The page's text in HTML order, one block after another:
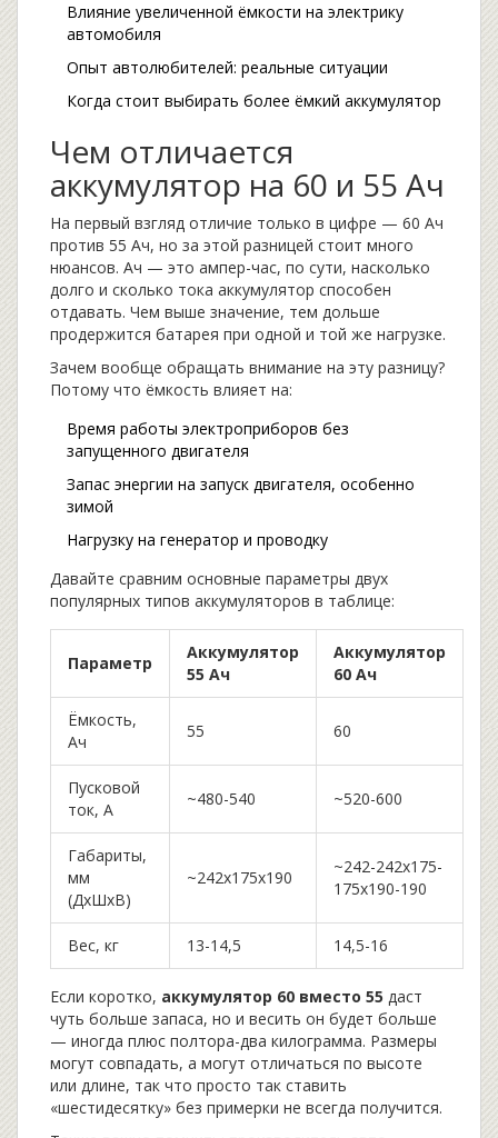
Влияние увеличенной ёмкости на электрику
автомобиля
Опыт автолюбителей: реальные ситуации
Когда стоит выбирать более ёмкий аккумулятор
Чем отличается
аккумулятор на 60 и 55 Ач
На первый взгляд отличие только в цифре — 60 Ач
против 55 Ач, но за этой разницей стоит много
нюансов. Ач — это ампер-час, по сути, насколько
долго и сколько тока аккумулятор способен
отдавать. Чем выше значение, тем дольше
продержится батарея при одной и той же нагрузке.
Зачем вообще обращать внимание на эту разницу?
Потому что ёмкость влияет на:
Время работы электроприборов без
запущенного двигателя
Запас энергии на запуск двигателя, особенно
зимой
Нагрузку на генератор и проводку
Давайте сравним основные параметры двух
популярных типов аккумуляторов в таблице:
Параметр
Аккумулятор
55 Ач
Аккумулятор
60 Ач
Ёмкость,
Ач
55 60
Пусковой
ток, А
~480-540 ~520-600
Габариты,
мм
(ДхШхВ)
~242x175x190
~242-242x175-
175x190-190
Вес, кг 13-14,5 14,5-16
Если коротко, аккумулятор 60 вместо 55 даст
чуть больше запаса, но и весить он будет больше
— иногда плюс полтора-два килограмма. Размеры
могут совпадать, а могут отличаться по высоте
или длине, так что просто так ставить
«шестидесятку» без примерки не всегда получится.